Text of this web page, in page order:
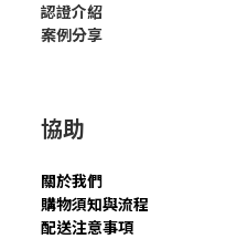
認證介紹
案例分享
協助
關於我們
購物須知與流程
配送注意事項